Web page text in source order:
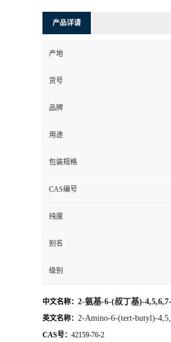
产品详请
产地
货号
品牌
用途
包装规格
CAS编号
纯度
别名
级别
中文名称： 2-氨基-6-(叔丁基)-
英文名称： 2-Amino-6-(tert-butyl)-
CAS号： 42159-76-2